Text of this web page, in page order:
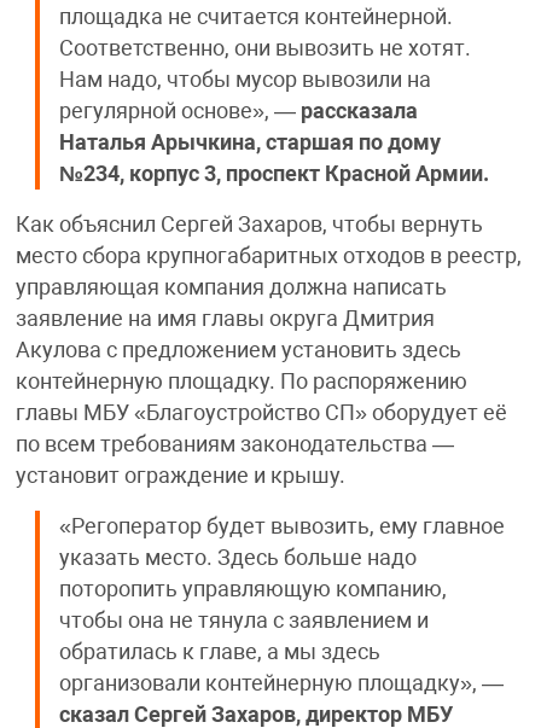
площадка не считается контейнерной.
Соответственно, они вывозить не хотят.
Нам надо, чтобы мусор вывозили на
регулярной основе», — рассказала
Наталья Арычкина, старшая по дому
№234, корпус 3, проспект Красной Армии.
Как объяснил Сергей Захаров, чтобы вернуть
место сбора крупногабаритных отходов в реестр,
управляющая компания должна написать
заявление на имя главы округа Дмитрия
Акулова с предложением установить здесь
контейнерную площадку. По распоряжению
главы МБУ «Благоустройство СП» оборудует её
по всем требованиям законодательства —
установит ограждение и крышу.
«Регоператор будет вывозить, ему главное
указать место. Здесь больше надо
поторопить управляющую компанию,
чтобы она не тянула с заявлением и
обратилась к главе, а мы здесь
организовали контейнерную площадку», —
сказал Сергей Захаров, директор МБУ